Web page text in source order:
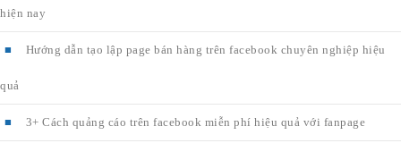
hiện nay
Hướng dẫn tạo lập page bán hàng trên facebook chuyên nghiệp hiệu
quả
3+ Cách quảng cáo trên facebook miễn phí hiệu quả với fanpage